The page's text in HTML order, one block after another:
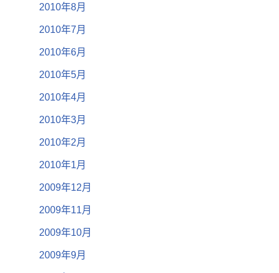
2010年8月
2010年7月
2010年6月
2010年5月
2010年4月
2010年3月
2010年2月
2010年1月
2009年12月
2009年11月
2009年10月
2009年9月